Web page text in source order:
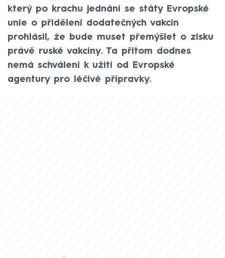
který po krachu jednání se státy Evropské
unie o přidělení dodatečných vakcín
prohlásil, že bude muset přemýšlet o zisku
právě ruské vakcíny. Ta přitom dodnes
nemá schválení k užití od Evropské
agentury pro léčivé přípravky.